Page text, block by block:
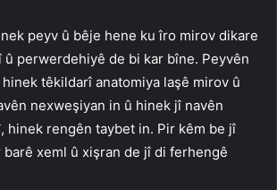
peyv û bêje hene ku îro mirov dikare
û perwerdehiyê de bi kar bîne. Peyvên
têkildarî anatomiya laşê mirov û
nexweşiyan in û hinek jî navên
hinek rengên taybet in. Pir kêm be jî
xeml û xişran de jî di ferhengê